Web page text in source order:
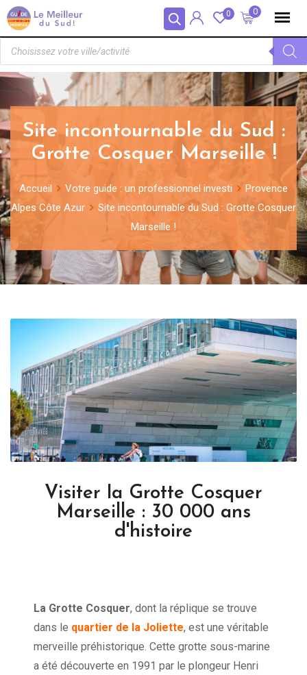
Panneau de gestion des cookies 0
0
Site incontournable du Sud :
Grotte Cosquer Marseille !
Accueil Votre guide : un professionnel investi
Provence
Alpes Côte Azur
Site incontournable du Sud : Grotte Cosquer
Marseille !
Visiter la Grotte Cosquer
Marseille : 30 000 ans
d'histoire
La Grotte Cosquer, dont la réplique se trouve
dans le quartier de la Joliette, est une véritable
merveille préhistorique. Cette grotte sous-marine
a été découverte en 1991 par le plongeur Henri